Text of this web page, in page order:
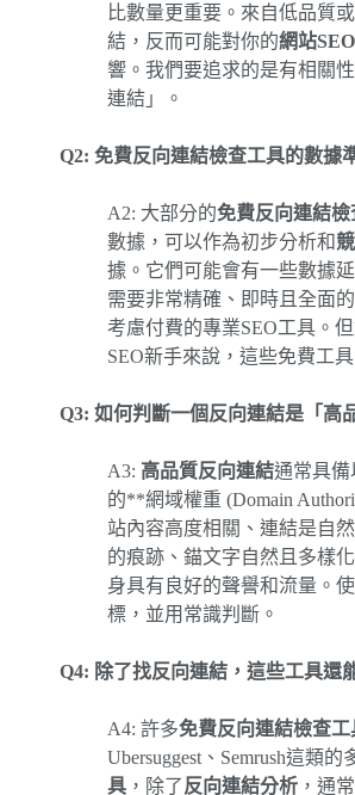
比數量更重要。來自低品質
結，反而可能對你的網站
響。我們要追求的是有相關
連結」。
Q2: 免費反向連結檢查工具的數據
A2: 大部分的免費反向連結檢
數據，可以作為初步分析和
據。它們可能會有一些數據
需要非常精確、即時且全面
考慮付費的專業SEO工具。
SEO新手來說，這些免費工
Q3: 如何判斷一個反向連結是「高
A3: 高品質反向連結通常具備
的**網域權重 (Domain
站內容高度相關、連結是自
的痕跡、錨文字自然且多樣
身具有良好的聲譽和流量。
標，並用常識判斷。
Q4: 除了找反向連結，這些工具還
A4: 許多免費反向連結檢查工
Ubersuggest、Semrush這類的
具 ，除了反向連結分析 ，通